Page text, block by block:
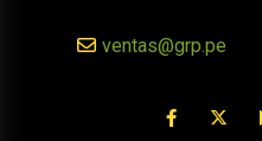
ventas@grp.pe